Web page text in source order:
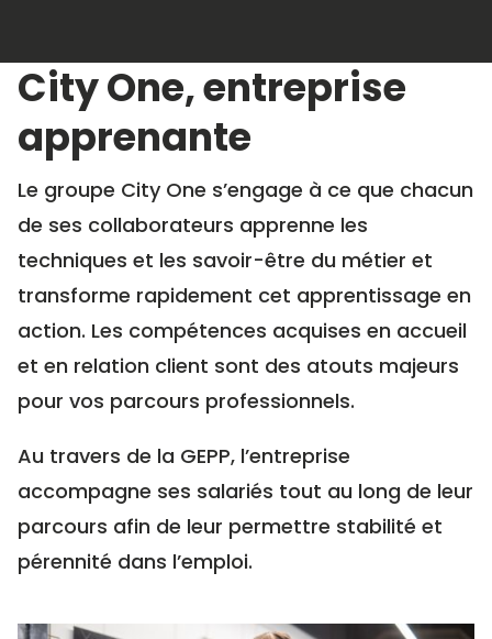
City One, entreprise
apprenante
Le groupe City One s’engage à ce que chacun
de ses collaborateurs apprenne les
techniques et les savoir-être du métier et
transforme rapidement cet apprentissage en
action. Les compétences acquises en accueil
et en relation client sont des atouts majeurs
pour vos parcours professionnels.
Au travers de la GEPP, l’entreprise
accompagne ses salariés tout au long de leur
parcours afin de leur permettre stabilité et
pérennité dans l’emploi.